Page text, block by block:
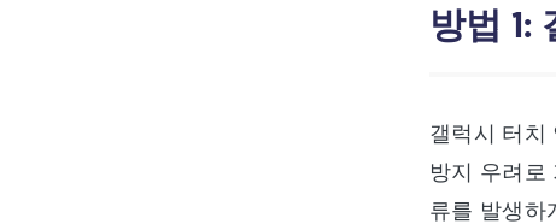
방법 1:
갤럭시 터치
방지 우려로
류를 발생하